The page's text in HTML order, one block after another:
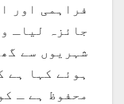
فراہمی اور
جائزہ لیاـ
شہریوں سے
ہوئے کہا ہے
محفوظ ہے ـ